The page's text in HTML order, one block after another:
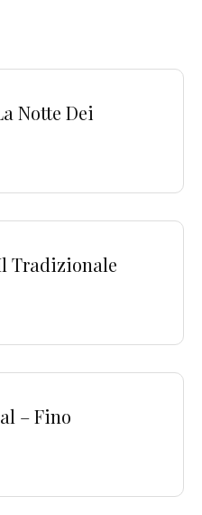
Notte Dei
Tradizionale
– Fino